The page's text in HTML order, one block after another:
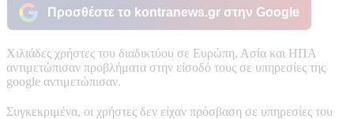
Προσθέστε το kontranews.gr στην Google
Xιλιάδες χρήστες του διαδικτύου σε Ευρώπη, Ασία και ΗΠΑ
αντιμετώπισαν προβλήματα στην είσοδό τους σε υπηρεσίες της
google αντιμετώπισαν.
Συγκεκριμένα, οι χρήστες δεν είχαν πρόσβαση σε υπηρεσίες του